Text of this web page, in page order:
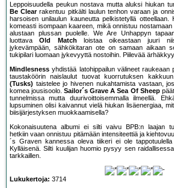
Leppoisuudella peukun nostava mutta aluksi hiukan
Be Clearrakentuu pitkälti laulun tenhon varaan ja
harsoisen unilaulun kauneutta pelkistetyllä otteellaan.
komeasti isompaan kaareen, mikä onnistuu
alustaan plussan puolelle. We Are Unhappyn
luottavaOld Match loistaa oikeastaan juuri
jykevämpään, sähkökitaran ote on samaan aikaan
tukipilari luomaan jykevyyttä nostoihin. Piilevää
Mindlesness yhdistää latohippailun välineet raukeaan
taustaköörin naislaulut tuovat kuorrutuksen
(Tusks) taistelee jo hivenen nukahtamista vastaan,
komea jousisoolo.Sailor´s Grave A Sea Of Sheep
tunnelmissa mutta duurivoittoisemmalla ilmeellä.
lupsuminen olisi kaivannut vielä hiukan lisäenergiaa,
biisijärjestyksen muokkaamisella?
Kokonaisuutena albumi ei silti vaivu BPB:n laajan
hetkiin vaan onnistuu pitämään intensiteettiä ja
´s Graven kannessa oleva tiikeri ei ole
Kylläisenä. Silti kuulijan huomio pysyy sen
tarkkaillen.
Lukukertoja: 3714